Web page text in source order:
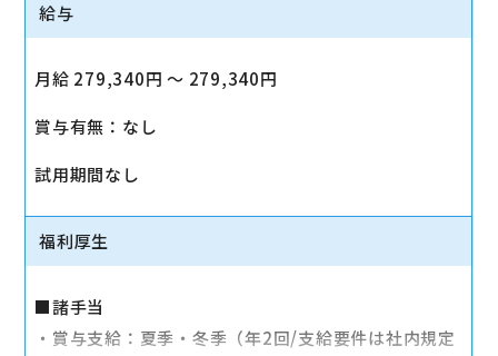
給与
月給 279,340円 〜 279,340円
賞与有無：なし
試用期間なし
福利厚生
■諸手当
・賞与支給：夏季・冬季（年2回/支給要件は社内規定